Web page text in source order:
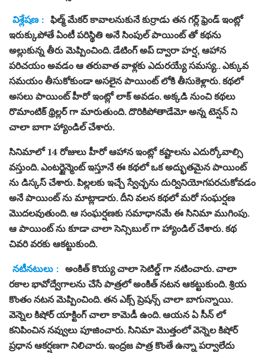
విశ్లేషణ : ఫిల్మ్ మేకర్ కావాలనుకునే కుర్రాడు తన గర్ల్ ఫ్రెండ్ ఇంట్లో
ఇరుక్కుపోతే ఏంటీ పరిస్థితి అనే సింపుల్ పాయింట్ తో కథను
అల్లుకున్న తీరు మెప్పించింది. డేటింగ్ అప్ ద్వారా హర్ష, ఆహాన
పరిచయం అవడం ఆ తరువాత వాళ్లకు ఎదురయ్యే సమస్య.. ఎక్కువ
సమయం తీసుకోకుండా అసలైన పాయింట్ లోకి తీసుకెళ్లారు. కథలో
అసలు పాయింట్ హీరో ఇంట్లో లాక్ అవడం. అక్కడి నుంచి కథలు
రొమాంటిక్ థ్రిల్లర్ గా మారుతుంది. దొరికిపోతాడేమో అన్న టెన్షన్ ని
చాలా బాగా హ్యాండిల్ చేశారు.
సినిమాలో 14 రోజులు హీరో ఆహాన ఇంట్లో కష్టాలను ఎదుర్కోవాల్సి
వస్తుంది. ఎంటర్టైన్మెంట్ ఇస్తూనే ఈ కథలో ఒక అద్భుతమైన పాయింట్
ను డిస్కస్ చేశారు. పిల్లలకు ఇచ్చే స్వేచ్ఛను దుర్వినియోగపరచుకోవడం
అనే పాయింట్ ను మాట్లాడారు. దీని వలన కథలో మరో సంఘర్షణ
మొదలవుతుంది. ఆ సంఘర్షణకు సమాధానమే ఈ సినిమా ముగింపు.
ఆ పాయింట్ ను కూడా చాలా సెన్సిబుల్ గా హ్యాండిల్ చేశారు. కథ
చివరి వరకు ఆకట్టుకుంది.
నటీనటులు : అంకిత్ కొయ్య చాలా సెటిల్డ్ గా నటించారు. చాలా
రకాల భావోద్వేగాలను చేసే పాత్రలో అంకిత్ నటన ఆకట్టుకుంది. శ్రియ
కొంతం నటన మెప్పించింది. తన ఎక్స్ ప్రెషన్స్ చాలా బాగున్నాయి.
వెన్నెల కిషోర్ యాక్టింగ్ చాలా కామెడీ ఉంది. ఆయన ఏ సీన్ లో
కనిపించిన నవ్వులు పూజించారు. సినిమా మొత్తంలో వెన్నెల కిషోర్
ప్రధాన ఆకర్షణగా నిలిచారు. ఇంద్రజ పాత్ర కొంతే ఉన్నా పర్వాలేదు